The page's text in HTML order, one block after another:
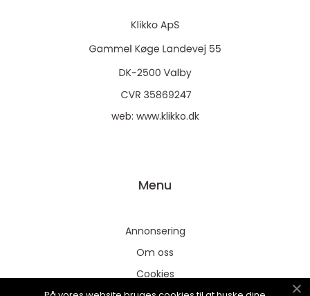
web: www.klikko.dk
Menu
Annonsering
Om oss
Cookies